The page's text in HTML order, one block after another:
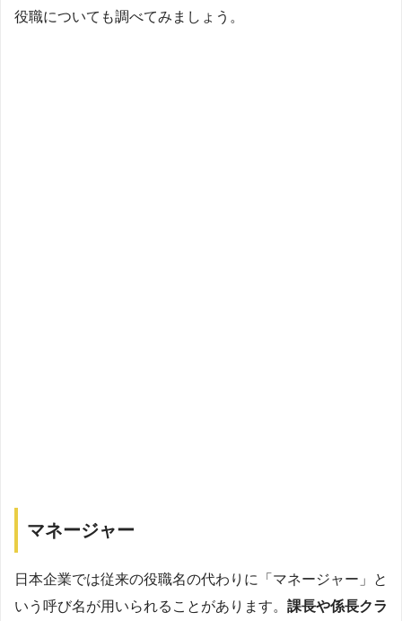
役職についても調べてみましょう。
マネージャー
日本企業では従来の役職名の代わりに「マネージャー」と
いう呼び名が用いられることがあります。 課長や係長クラ